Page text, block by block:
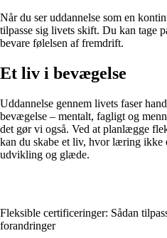
Når du ser uddannelse som en
tilpasse sig livets skift. Du kan tage
bevare følelsen af fremdrift.
Et liv i bevægelse
Uddannelse gennem livets faser
bevægelse – mentalt, fagligt og
det gør vi også. Ved at planlægge
kan du skabe et liv, hvor læring ikke
udvikling og glæde.
Fleksible certificeringer: Sådan
forandringer